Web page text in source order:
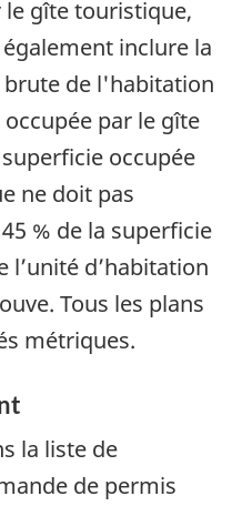
le gîte touristique,
inclure la
de l'habitation
par le gîte
occupée
ne doit pas
% de la superficie
l’unité d’habitation
Tous les plans
métriques.
la liste de
de permis